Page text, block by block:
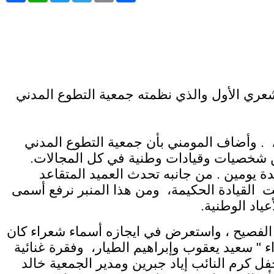
الأول والذي نظمته جمعية التطوع المدني
. وأضاف المومني بأن جمعية التطوع المدني
شخصيات وقيادات وطنية في كل المجالات.
كلمته " يأتي هذا المهرجان ضمن مشاريع لواء بني عبيد لواء الثقافة الأردني ٢٠٢٦ لمدة يومين . من جانبه تحدث العميد المتقاعد
القيادة الحكيمة، ومن هذا المنبر نرفع أسمى
الوطنية.
الفصيح ، واستعرض في ايجازه أسماء شعراء كان
" سعيد يعقوب وإبراهيم الطيار، وفقرة غنائية
النائب إياد جبرين ومدير الجمعية خالد